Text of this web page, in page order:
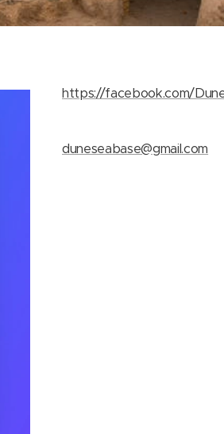
https://facebook.com/
duneseabase@gmail.com